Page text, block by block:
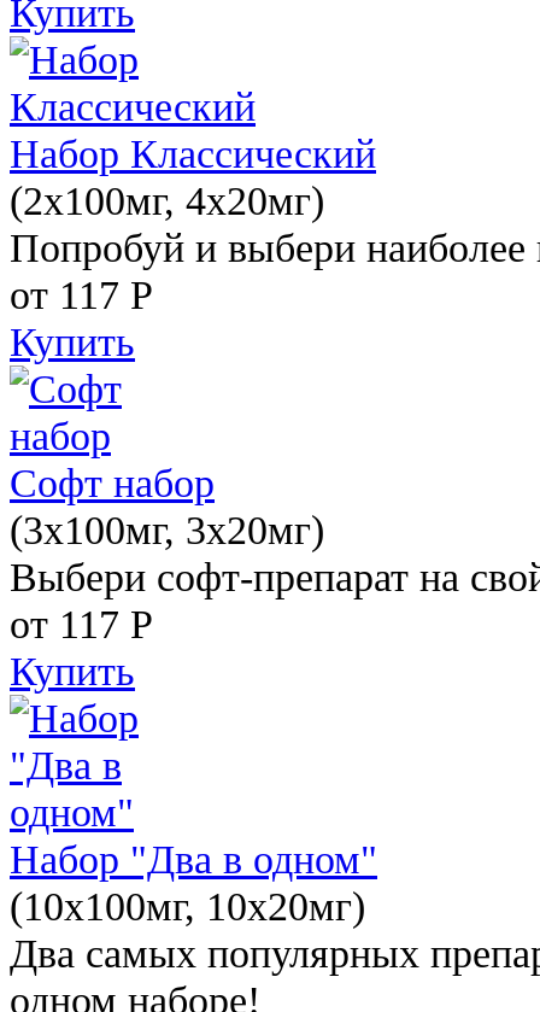
Купить
Набор Классический
(2x100мг, 4x20мг)
Попробуй и выбери наиболее
от 117 Р
Купить
Софт набор
(3x100мг, 3x20мг)
Выбери софт-препарат на
от 117 Р
Купить
Набор "Два в одном"
(10x100мг, 10x20мг)
Два самых популярных
одном наборе!